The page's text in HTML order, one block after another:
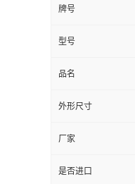
牌号
型号
品名
外形尺寸
厂家
是否进口